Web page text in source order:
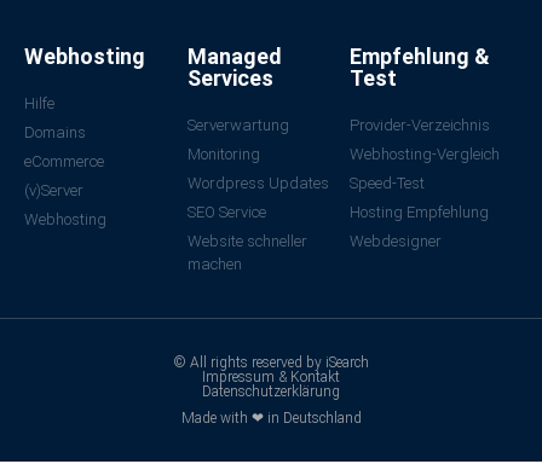
Webhosting
Hilfe
Domains
eCommerce
(v)Server
Webhosting
Managed
Services
Serverwartung
Monitoring
Wordpress Updates
SEO Service
Website schneller
machen
Empfehlung &
Test
Provider-Verzeichnis
Webhosting-Vergleich
Speed-Test
Hosting Empfehlung
Webdesigner
© All rights reserved by iSearch
Impressum & Kontakt
Datenschutzerklärung
Made with ❤ in Deutschland